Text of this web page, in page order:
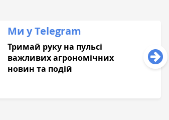
Ми у Telegram
Тримай руку на пульсі
важливих агрономічних
новин та подій